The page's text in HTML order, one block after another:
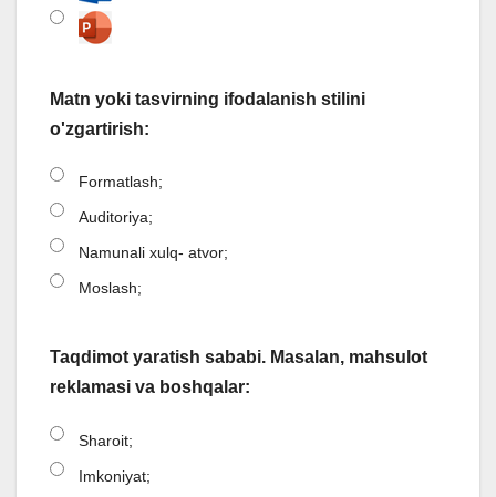
Matn yoki tasvirning ifodalanish stilini
o'zgartirish:
Formatlash;
Auditoriya;
Namunali xulq- atvor;
Moslash;
Taqdimot yaratish sababi. Masalan, mahsulot
reklamasi va boshqalar:
Sharoit;
Imkoniyat;